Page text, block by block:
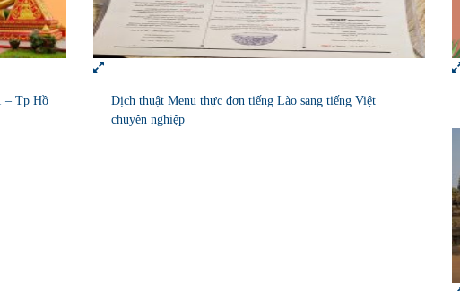
– Tp Hồ
Dịch thuật Menu thực đơn tiếng Lào sang tiếng Việt
chuyên nghiệp